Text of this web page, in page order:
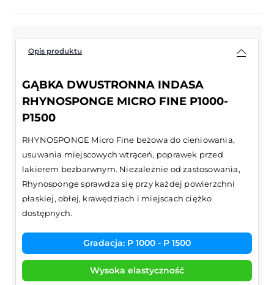
Opis produktu
GĄBKA DWUSTRONNA INDASA
RHYNOSPONGE MICRO FINE P1000-
P1500
RHYNOSPONGE Micro Fine beżowa do cieniowania,
usuwania miejscowych wtrąceń, poprawek przed
lakierem bezbarwnym. Niezależnie od zastosowania,
Rhynosponge sprawdza się przy każdej powierzchni
płaskiej, obłej, krawędziach i miejscach ciężko
dostępnych.
Gradacja: P 1000 - P 1500
Wysoka elastyczność